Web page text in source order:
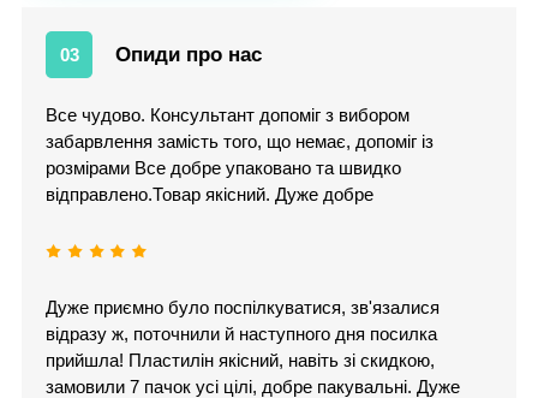
03 Опиди про нас
Все чудово. Консультант допоміг з вибором
забарвлення замість того, що немає, допоміг із
розмірами Все добре упаковано та швидко
відправлено.Товар якісний. Дуже добре
Дуже приємно було поспілкуватися, зв'язалися
відразу ж, поточнили й наступного дня посилка
прийшла! Пластилін якісний, навіть зі скидкою,
замовили 7 пачок усі цілі, добре пакувальні. Дуже